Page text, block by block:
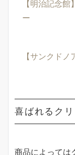
【明治記念
ー
【サンクド
喜ばれるク
商品によっては